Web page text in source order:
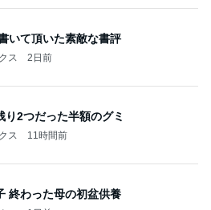
いて頂いた素敵な書評
ス 2日前
り2つだった半額のグミ
ス 11時間前
終わった母の初盆供養